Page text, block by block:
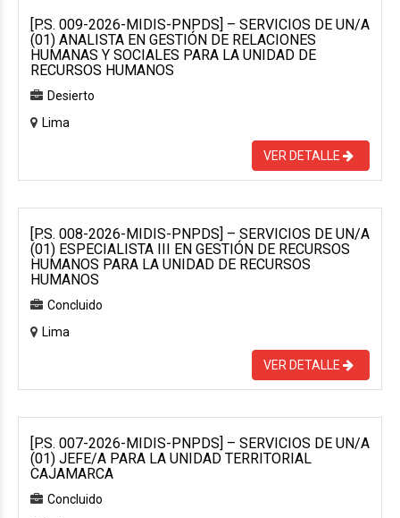
[P.S. 009-2026-MIDIS-PNPDS] – SERVICIOS DE UN/A
(01) ANALISTA EN GESTIÓN DE RELACIONES
HUMANAS Y SOCIALES PARA LA UNIDAD DE
RECURSOS HUMANOS
Desierto
Lima
VER DETALLE
[P.S. 008-2026-MIDIS-PNPDS] – SERVICIOS DE UN/A
(01) ESPECIALISTA III EN GESTIÓN DE RECURSOS
HUMANOS PARA LA UNIDAD DE RECURSOS
HUMANOS
Concluido
Lima
VER DETALLE
[P.S. 007-2026-MIDIS-PNPDS] – SERVICIOS DE UN/A
(01) JEFE/A PARA LA UNIDAD TERRITORIAL
CAJAMARCA
Concluido